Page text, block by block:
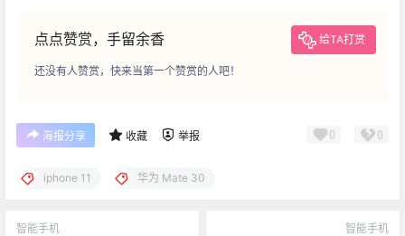
点点赞赏，手留余香 给TA打赏
还没有人赞赏，快来当第一个赞赏的人吧！
海报分享 收藏 举报 0 0
iphone 11 华为 Mate 30
智能手机 智能手机